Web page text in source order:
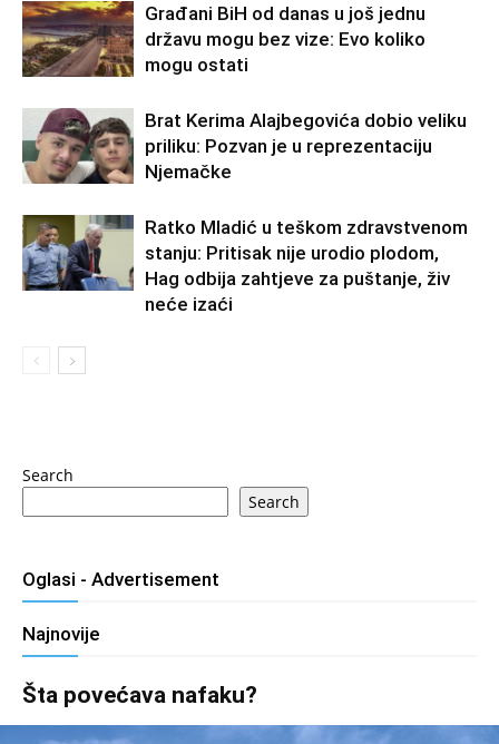
Građani BiH od danas u još jednu
državu mogu bez vize: Evo koliko
mogu ostati
Brat Kerima Alajbegovića dobio veliku
priliku: Pozvan je u reprezentaciju
Njemačke
Ratko Mladić u teškom zdravstvenom
stanju: Pritisak nije urodio plodom,
Hag odbija zahtjeve za puštanje, živ
neće izaći
Search
Search
Oglasi - Advertisement
Najnovije
Šta povećava nafaku?